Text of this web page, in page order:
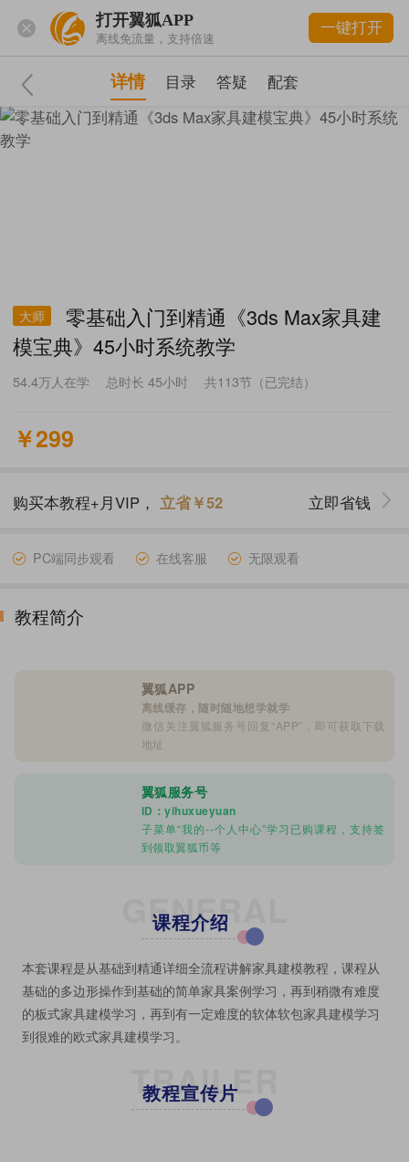
打开翼狐APP
离线免流量，支持倍速
一键打开
详情 目录 答疑 配套
大师
模宝典》45小时系统教学
54.4万人在学 总时长 45小时 共113节（已完结）
￥299
购买本教程+月VIP， 立省￥52 立即省钱
PC端同步观看 在线客服 无限观看
教程简介
翼狐APP
离线缓存，随时随地想学就学
微信关注翼狐服务号回复“APP”，即可获取下载
地址
翼狐服务号
ID：yihuxueyuan
子菜单“我的--个人中心”学习已购课程，支持签
到领取翼狐币等
GENERAL
课程介绍
本套课程是从基础到精通详细全流程讲解家具建模教程，课程从
基础的多边形操作到基础的简单家具案例学习，再到稍微有难度
的板式家具建模学习，再到有一定难度的软体软包家具建模学习
到很难的欧式家具建模学习。
TRAILER
教程宣传片